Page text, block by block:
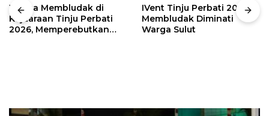
Warga Membludak di
Kejuaraan Tinju Perbati
2026, Memperebutkan
IVent Tinju Perbati 2026
Membludak Diminati
Warga Sulut